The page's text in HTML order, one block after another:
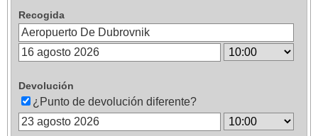
Recogida
Devolución
¿Punto de devolución diferente?